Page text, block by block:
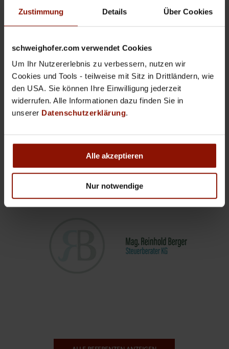
Zustimmung Details Über Cookies
schweighofer.com verwendet Cookies
Um Ihr Nutzererlebnis zu verbessern, nutzen wir
Cookies und Tools - teilweise mit Sitz in Drittländern, wie
den USA. Sie können Ihre Einwilligung jederzeit
widerrufen. Alle Informationen dazu finden Sie in
unserer Datenschutzerklärung.
Alle akzeptieren
Nur notwendige